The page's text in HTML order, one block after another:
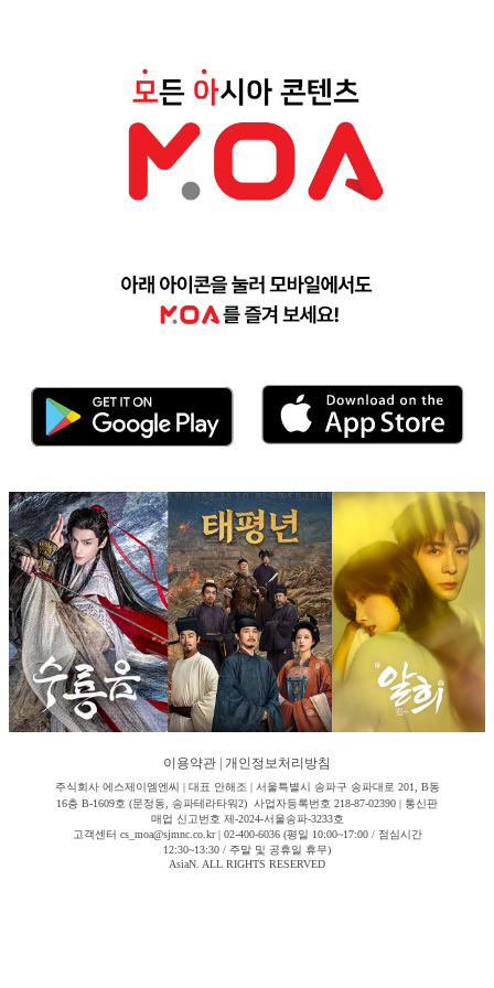
이용약관 개인정보처리방침
주식회사 에스제이엠엔씨 | 대표 안해조 | 서울특별시 송파구 송파대로 201, B동
16층 B-1609호 (문정동, 송파테라타워2) 사업자등록번호 218-87-02390 | 통신판
매업 신고번호 제-2024-서울송파-3233호
고객센터 cs_moa@sjmnc.co.kr | 02-400-6036 (평일 10:00~17:00 / 점심시간
12:30~13:30 / 주말 및 공휴일 휴무)
AsiaN. ALL RIGHTS RESERVED